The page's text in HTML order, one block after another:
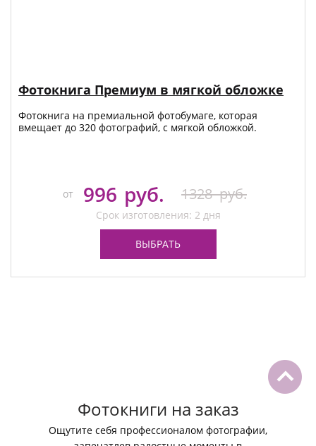
Фотокнига Премиум в мягкой обложке
Фотокнига на премиальной фотобумаге, которая
вмещает до 320 фотографий, с мягкой обложкой.
от 996 руб. 1328 руб.
Срок изготовления: 2 дня
ВЫБРАТЬ
Фотокниги на заказ
Ощутите себя профессионалом фотографии,